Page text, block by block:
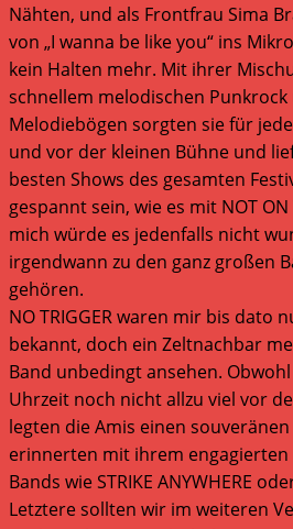
Nähten, und als Frontfrau Sima
von „I wanna be like you“ ins
kein Halten mehr. Mit ihrer
schnellem melodischen
Melodiebögen sorgten sie für
und vor der kleinen Bühne und
besten Shows des gesamten
gespannt sein, wie es mit NOT
mich würde es jedenfalls nicht
irgendwann zu den ganz großen
gehören.
NO TRIGGER waren mir bis dato
bekannt, doch ein Zeltnachbar
Band unbedingt ansehen.
Uhrzeit noch nicht allzu viel vor
legten die Amis einen
erinnerten mit ihrem
Bands wie STRIKE ANYWHERE
Letztere sollten wir im weiteren